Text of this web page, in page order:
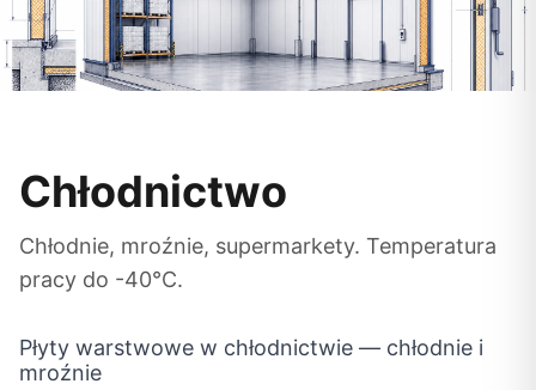
Chłodnictwo
Chłodnie, mroźnie, supermarkety. Temperatura
pracy do -40°C.
Płyty warstwowe w chłodnictwie — chłodnie i
mroźnie